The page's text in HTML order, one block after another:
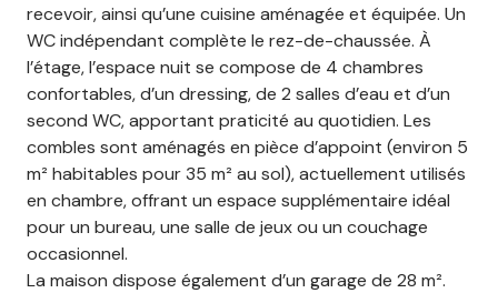
recevoir, ainsi qu’une cuisine aménagée et équipée. Un
WC indépendant complète le rez-de-chaussée. À
l’étage, l’espace nuit se compose de 4 chambres
confortables, d’un dressing, de 2 salles d’eau et d’un
second WC, apportant praticité au quotidien. Les
combles sont aménagés en pièce d’appoint (environ 5
m² habitables pour 35 m² au sol), actuellement utilisés
en chambre, offrant un espace supplémentaire idéal
pour un bureau, une salle de jeux ou un couchage
occasionnel.
La maison dispose également d’un garage de 28 m².